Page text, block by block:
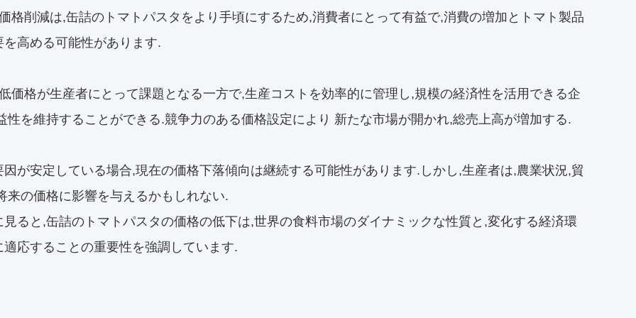
格削減は,缶詰のトマトパスタをより手頃にするため,消費者にとって有益で,消費の増加とトマト製品
を高める可能性があります.
価格が生産者にとって課題となる一方で,生産コストを効率的に管理し,規模の経済性を活用できる企
性を維持することができる.競争力のある価格設定により 新たな市場が開かれ,総売上高が増加する.
因が安定している場合,現在の価格下落傾向は継続する可能性があります.しかし,生産者は,農業状況,貿
来の価格に影響を与えるかもしれない.
見ると,缶詰のトマトパスタの価格の低下は,世界の食料市場のダイナミックな性質と,変化する経済環
適応することの重要性を強調しています.